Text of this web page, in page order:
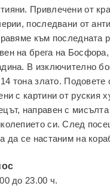
Привлечени от
последвани от
към последната
на брега на
В изключително
тона злато.
с картини от руския
направен с
си. След
да се настаним на
до 23.00 ч.